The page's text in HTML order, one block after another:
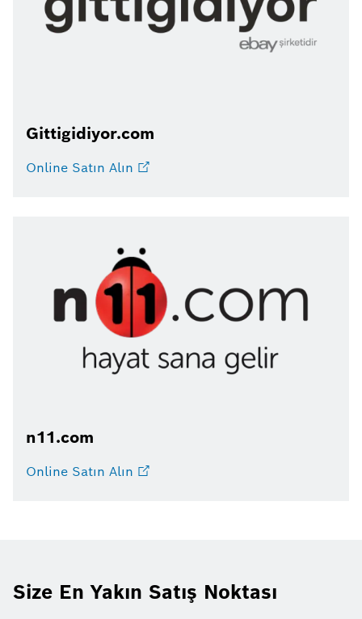
Gittigidiyor.com
Online Satın Alın
n11.com
Online Satın Alın
Size En Yakın Satış Noktası